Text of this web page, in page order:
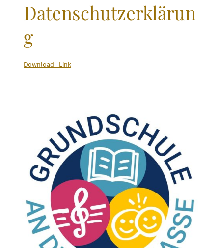
Datenschutzerklärun
g
Download - Link